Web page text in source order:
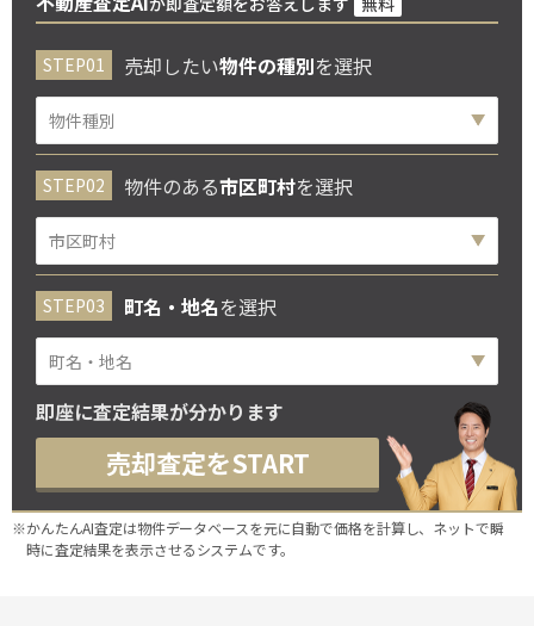
売却したい物件の種別を選択
物件のある市区町村を選択
町名・地名を選択
即座に査定結果が分かります
売却査定をSTART
※かんたんAI査定は物件データベースを元に自動で価格を計算し、ネットで瞬
時に査定結果を表示させるシステムです。